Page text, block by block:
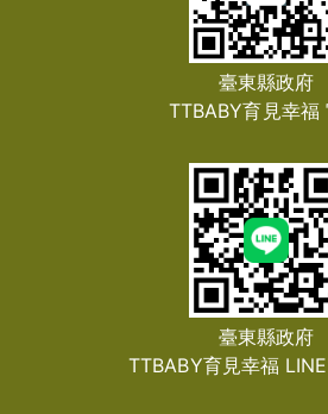
臺東縣政府
TTBABY育見幸福
臺東縣政府
TTBABY育見幸福